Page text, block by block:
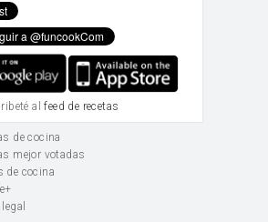
alfeed de recetas
de cocina
mejor votadas
de cocina